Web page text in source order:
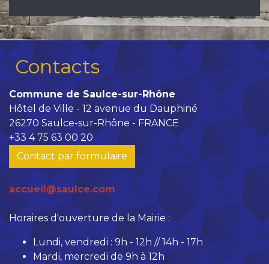
Contacts
Commune de Saulce-sur-Rhône
Hôtel de Ville - 12 avenue du Dauphiné
26270 Saulce-sur-Rhône - FRANCE
+33 4 75 63 00 20
Contact par formulaire
accueil@saulce.com
Horaires d'ouverture de la Mairie :
Lundi, vendredi : 9h - 12h // 14h - 17h
Mardi, mercredi de 9h à 12h